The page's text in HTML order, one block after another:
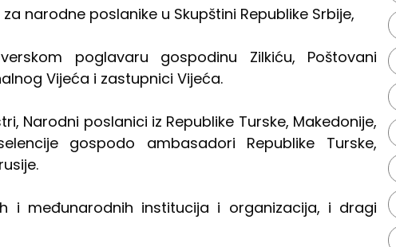
narodne poslanike u Skupštini Republike Srbije,
poglavaru gospodinu Zilkiću, Poštovani
Vijeća i zastupnici Vijeća.
Narodni poslanici iz Republike Turske, Makedonije,
gospodo ambasadori Republike Turske,
i međunarodnih institucija i organizacija, i dragi